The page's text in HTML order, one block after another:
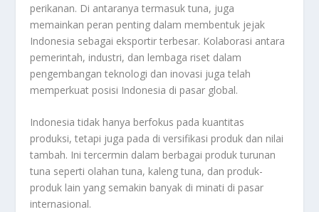
perikanan. Di antaranya termasuk tuna, juga
memainkan peran penting dalam membentuk jejak
Indonesia sebagai eksportir terbesar. Kolaborasi antara
pemerintah, industri, dan lembaga riset dalam
pengembangan teknologi dan inovasi juga telah
memperkuat posisi Indonesia di pasar global.
Indonesia tidak hanya berfokus pada kuantitas
produksi, tetapi juga pada di versifikasi produk dan nilai
tambah. Ini tercermin dalam berbagai produk turunan
tuna seperti olahan tuna, kaleng tuna, dan produk-
produk lain yang semakin banyak di minati di pasar
internasional.